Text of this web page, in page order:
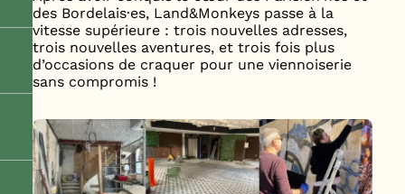
des Bordelais·es, Land&Monkeys passe à la
vitesse supérieure : trois nouvelles adresses,
trois nouvelles aventures, et trois fois plus
d’occasions de craquer pour une viennoiserie
sans compromis !